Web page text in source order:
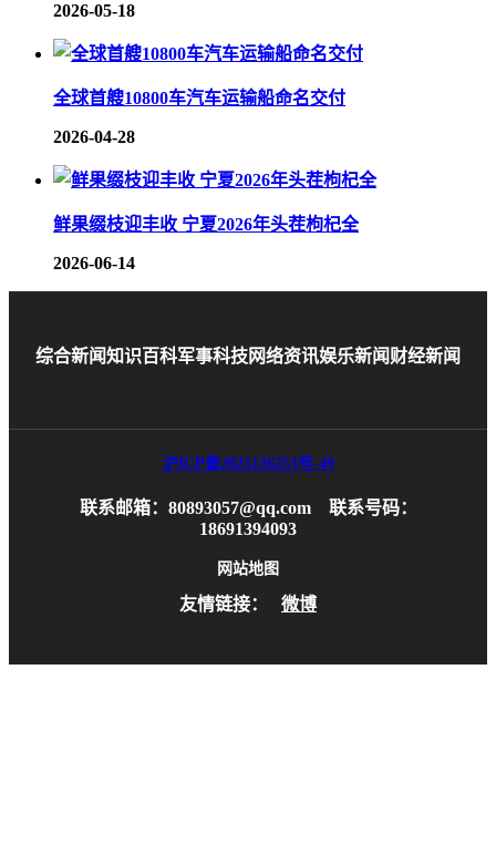
2026-05-18
全球首艘10800车汽车运输船命名交付
2026-04-28
鲜果缀枝迎丰收 宁夏2026年头茬枸杞全
2026-06-14
综合新闻知识百科军事科技网络资讯娱乐新闻财经新闻
沪ICP备2025136253号-49
联系邮箱：80893057@qq.com 联系号码：
18691394093
网站地图
友情链接： 微博